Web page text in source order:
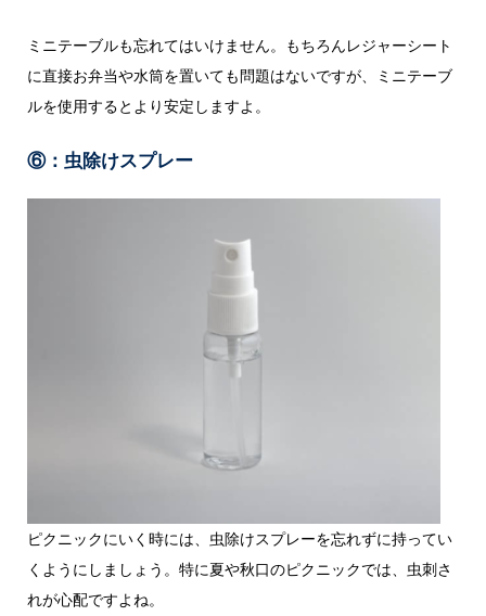
ミニテーブルも忘れてはいけません。もちろんレジャーシート
に直接お弁当や水筒を置いても問題はないですが、ミニテーブ
ルを使用するとより安定しますよ。
⑥：虫除けスプレー
ピクニックにいく時には、虫除けスプレーを忘れずに持ってい
くようにしましょう。特に夏や秋口のピクニックでは、虫刺さ
れが心配ですよね。